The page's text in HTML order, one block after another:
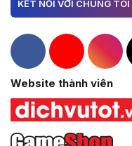
KẾT NỐI VỚI CHÚNG TÔI
Hacom Facebook
Hacom
Website thành viên